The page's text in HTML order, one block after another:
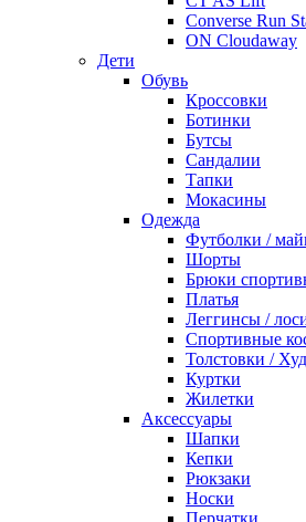
Converse Run
ON Cloudaway
Дети
Обувь
Кроссовки
Ботинки
Бутсы
Сандалии
Тапки
Мокасины
Одежда
Футболки /
Шорты
Брюки
Платья
Леггинсы /
Спортивные
Толстовки /
Куртки
Жилетки
Аксессуары
Шапки
Кепки
Рюкзаки
Носки
Перчатки